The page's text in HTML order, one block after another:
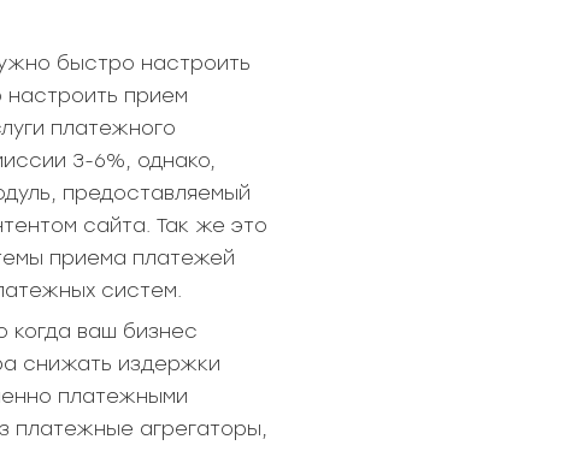
быстро настроить
прием
платежного
3-6%, однако,
предоставляемый
сайта. Так же это
приема платежей
систем.
когда ваш бизнес
снижать издержки
платежными
платежные агрегаторы,